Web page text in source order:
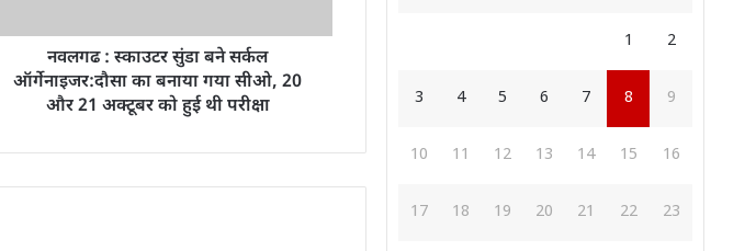
नवलगढ : स्काउटर सुंडा बने सर्कल
ऑर्गेनाइजर:दौसा का बनाया गया सीओ, 20
और 21 अक्टूबर को हुई थी परीक्षा
1 2
3 4 5 6 7 8 9
10 11 12 13 14 15 16
17 18 19 20 21 22 23